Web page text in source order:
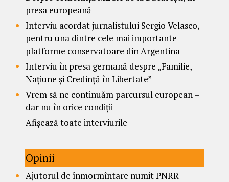
presa europeană
Interviu acordat jurnalistului Sergio Velasco,
pentru una dintre cele mai importante
platforme conservatoare din Argentina
Interviu în presa germană despre „Familie,
Națiune și Credință în Libertate”
Vrem să ne continuăm parcursul european –
dar nu în orice condiții
Afișează toate interviurile
Opinii
Ajutorul de înmormîntare numit PNRR